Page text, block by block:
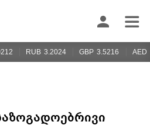
RUB 3.2024 GBP 3.5216 AED